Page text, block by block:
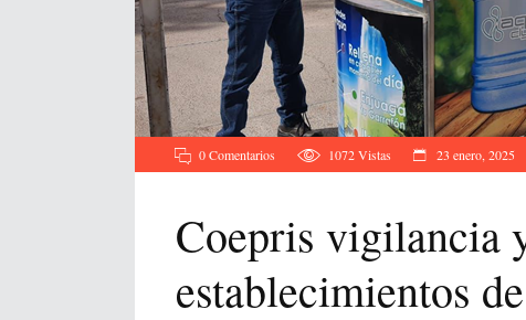
0 Comentarios 1072Vistas 23 enero, 2025
Coepris vigilancia
establecimientos